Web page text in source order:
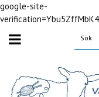
google-site-